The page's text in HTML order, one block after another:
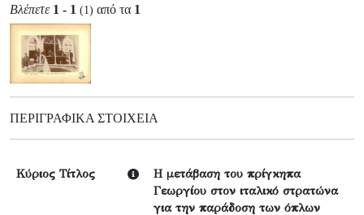
Βλέπετε 1 - 1 (1) από τα 1
ΠΕΡΙΓΡΑΦΙΚΆ ΣΤΟΙΧΕΊΑ
Κύριος Τίτλος
Η μετάβαση του πρίγκηπα
Γεωργίου στον ιταλικό στρατώνα
για την παράδοση των όπλων